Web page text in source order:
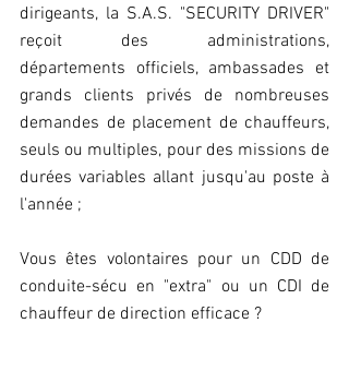
dirigeants, la S.A.S. "SECURITY DRIVER"
reçoit des administrations,
départements officiels, ambassades et
grands clients privés de nombreuses
demandes de placement de chauffeurs,
seuls ou multiples, pour des missions de
durées variables allant jusqu'au poste à
l'année ;
Vous êtes volontaires pour un CDD de
conduite-sécu en "extra" ou un CDI de
chauffeur de direction efficace ?